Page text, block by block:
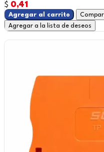
$ 0,41
Agregar al carrito
Agregar a la lista de deseos